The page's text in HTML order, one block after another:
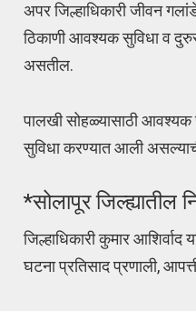
अपर जिल्हाधिकारी जीवन
ठिकाणी आवश्यक सुविधा व
असतील.
पालखी सोहळ्यासाठी आवश्यक
सुविधा करण्यात आली असल्याची
*सोलापूर जिल्ह्यातील
जिल्हाधिकारी कुमार
घटना प्रतिसाद प्रणाली,